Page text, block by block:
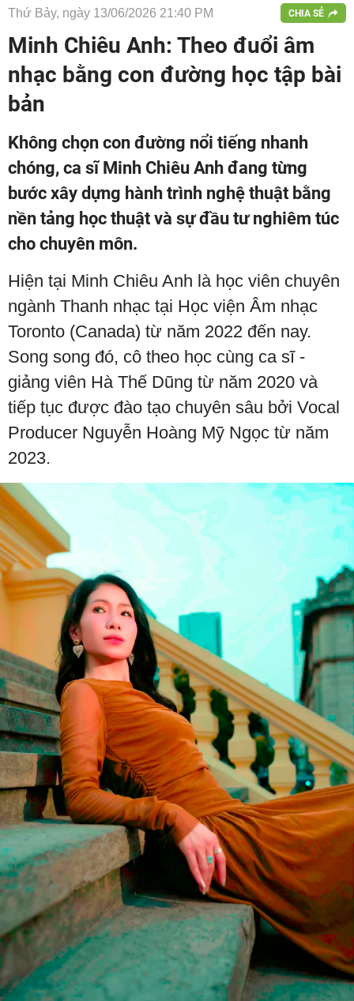
Thứ Bảy, ngày 13/06/2026 21:40 PM CHIA SẺ
Minh Chiêu Anh: Theo đuổi âm
nhạc bằng con đường học tập bài
bản
Không chọn con đường nổi tiếng nhanh
chóng, ca sĩ Minh Chiêu Anh đang từng
bước xây dựng hành trình nghệ thuật bằng
nền tảng học thuật và sự đầu tư nghiêm túc
cho chuyên môn.
Hiện tại Minh Chiêu Anh là học viên chuyên
ngành Thanh nhạc tại Học viện Âm nhạc
Toronto (Canada) từ năm 2022 đến nay.
Song song đó, cô theo học cùng ca sĩ -
giảng viên Hà Thế Dũng từ năm 2020 và
tiếp tục được đào tạo chuyên sâu bởi Vocal
Producer Nguyễn Hoàng Mỹ Ngọc từ năm
2023.